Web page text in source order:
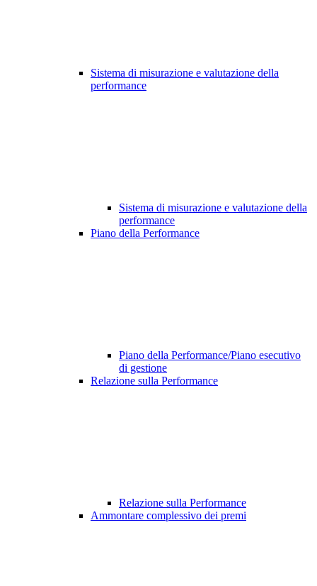
Sistema di misurazione e valutazione della
performance
Sistema di misurazione e valutazione della
performance
Piano della Performance
Piano della Performance/Piano esecutivo
di gestione
Relazione sulla Performance
Relazione sulla Performance
Ammontare complessivo dei premi